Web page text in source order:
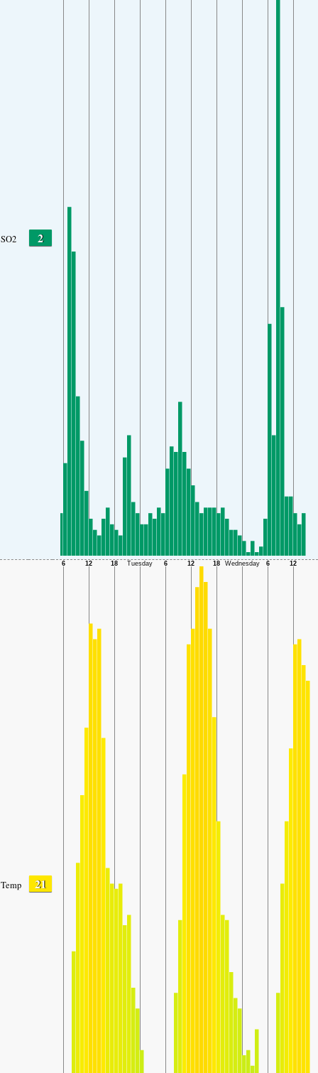
SO2 2
Temp 21